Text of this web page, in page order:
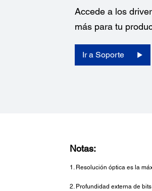
Energía:
AC 100 - 240 V
Frecuencia Nominal:
50 a 60 Hz
Accede a los
más para tu
Ir a Soporte
Notas:
1. Resolución óptica es la
2. Profundidad externa de